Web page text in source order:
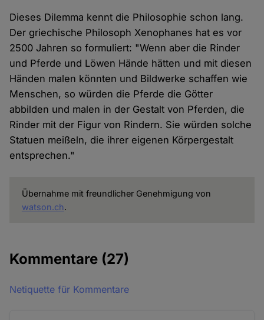
Dieses Dilemma kennt die Philosophie schon lang.
Der griechische Philosoph Xenophanes hat es vor
2500 Jahren so formuliert: "Wenn aber die Rinder
und Pferde und Löwen Hände hätten und mit diesen
Händen malen könnten und Bildwerke schaffen wie
Menschen, so würden die Pferde die Götter
abbilden und malen in der Gestalt von Pferden, die
Rinder mit der Figur von Rindern. Sie würden solche
Statuen meißeln, die ihrer eigenen Körpergestalt
entsprechen."
Übernahme mit freundlicher Genehmigung von
watson.ch.
Kommentare (27)
Netiquette für Kommentare